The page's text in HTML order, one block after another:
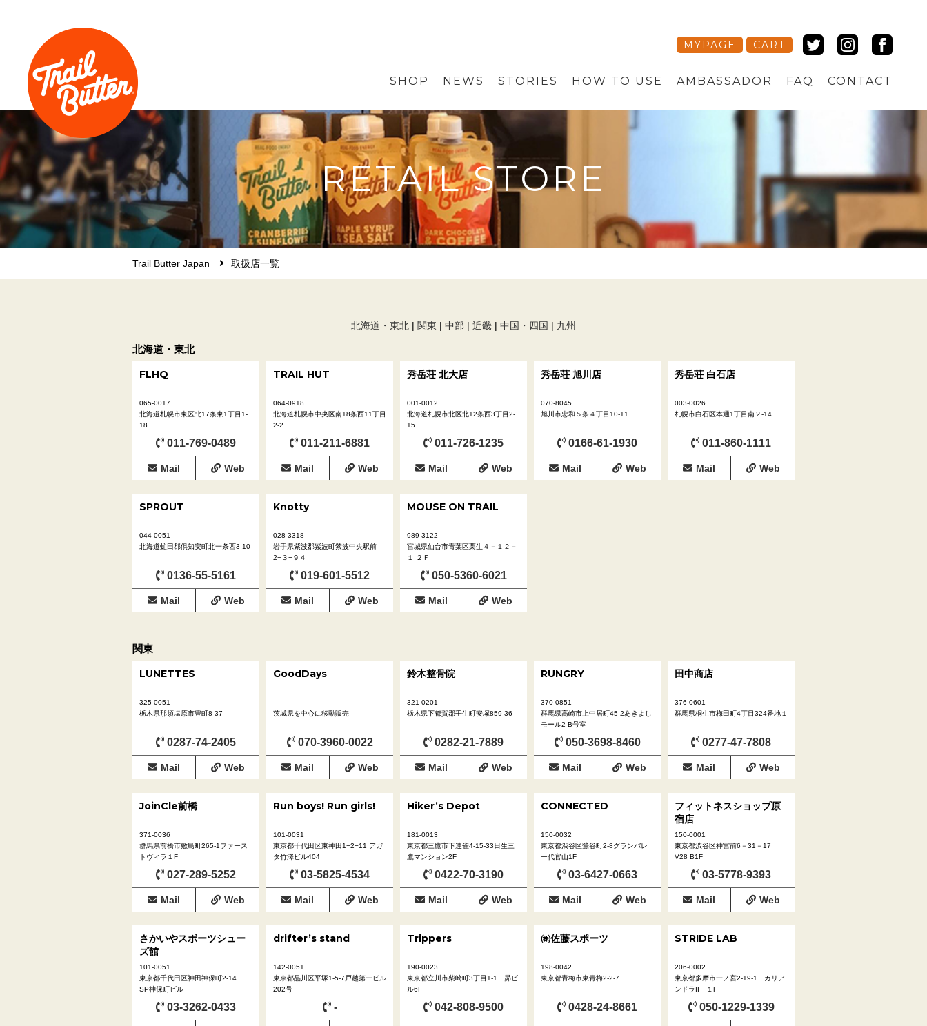
SHOP NEWS STORIES HOW TO USE AMBASSADOR FAQ CONTACT
MYPAGE CART
RETAIL STORE
Trail Butter Japan 取扱店一覧
北海道・東北 | 関東 | 中部 | 近畿 | 中国・四国 | 九州
北海道・東北
FLHQ
065-0017
北海道札幌市東区北17条東1丁目1-
18
011-769-0489
Mail Web
TRAIL HUT
064-0918
北海道札幌市中央区南18条西11丁目
2-2
011-211-6881
Mail Web
秀岳荘 北大店
001-0012
北海道札幌市北区北12条西3丁目2-
15
011-726-1235
Mail Web
秀岳荘 旭川店
070-8045
旭川市忠和５条４丁目10-11
0166-61-1930
Mail Web
秀岳荘 白石店
003-0026
札幌市白石区本通1丁目南２-14
011-860-1111
Mail Web
SPROUT
044-0051
北海道虻田郡倶知安町北一条西3-10
0136-55-5161
Mail Web
Knotty
028-3318
岩手県紫波郡紫波町紫波中央駅前
2−３−９４
019-601-5512
Mail Web
MOUSE ON TRAIL
989-3122
宮城県仙台市青葉区栗生４－１２－
１ ２Ｆ
050-5360-6021
Mail Web
関東
LUNETTES
325-0051
栃木県那須塩原市豊町8-37
0287-74-2405
Mail Web
GoodDays
茨城県を中心に移動販売
070-3960-0022
Mail Web
鈴木整骨院
321-0201
栃木県下都賀郡壬生町安塚859-36
0282-21-7889
Mail Web
RUNGRY
370-0851
群馬県高崎市上中居町45-2あきよし
モール2-B号室
050-3698-8460
Mail Web
田中商店
376-0601
群馬県桐生市梅田町4丁目324番地１
0277-47-7808
Mail Web
JoinCle前橋
371-0036
群馬県前橋市敷島町265-1ファース
トヴィラ１F
027-289-5252
Mail Web
Run boys! Run girls!
101-0031
東京都千代田区東神田1−2−11 アガ
タ竹澤ビル404
03-5825-4534
Mail Web
Hiker’s Depot
181-0013
東京都三鷹市下連雀4-15-33日生三
鷹マンション2F
0422-70-3190
Mail Web
CONNECTED
150-0032
東京都渋谷区鶯谷町2-8グランバレ
ー代官山1F
03-6427-0663
Mail Web
フィットネスショップ原
宿店
150-0001
東京都渋谷区神宮前6－31－17
V28 B1F
03-5778-9393
Mail Web
さかいやスポーツシュー
ズ館
101-0051
東京都千代田区神田神保町2-14
SP神保町ビル
03-3262-0433
drifter’s stand
142-0051
東京都品川区平塚1-5-7戸越第一ビル
202号
-
Trippers
190-0023
東京都立川市柴崎町3丁目1-1 昴ビ
ル6F
042-808-9500
㈱佐藤スポーツ
198-0042
東京都青梅市東青梅2-2-7
0428-24-8661
STRIDE LAB
206-0002
東京都多摩市一ノ宮2-19-1 カリア
ンドラII １F
050-1229-1339